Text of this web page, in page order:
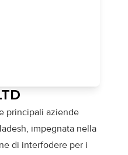
principali aziende
impegnata nella
di interfodere per i